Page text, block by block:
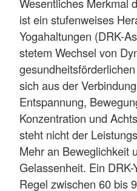
ist ein stufenweises
Yogahaltungen (DRK-
stetem Wechsel von
sich aus der
Entspannung,
Konzentration und
steht nicht der
Mehr an Beweglichkeit
Gelassenheit. Ein
Regel zwischen 60 bis